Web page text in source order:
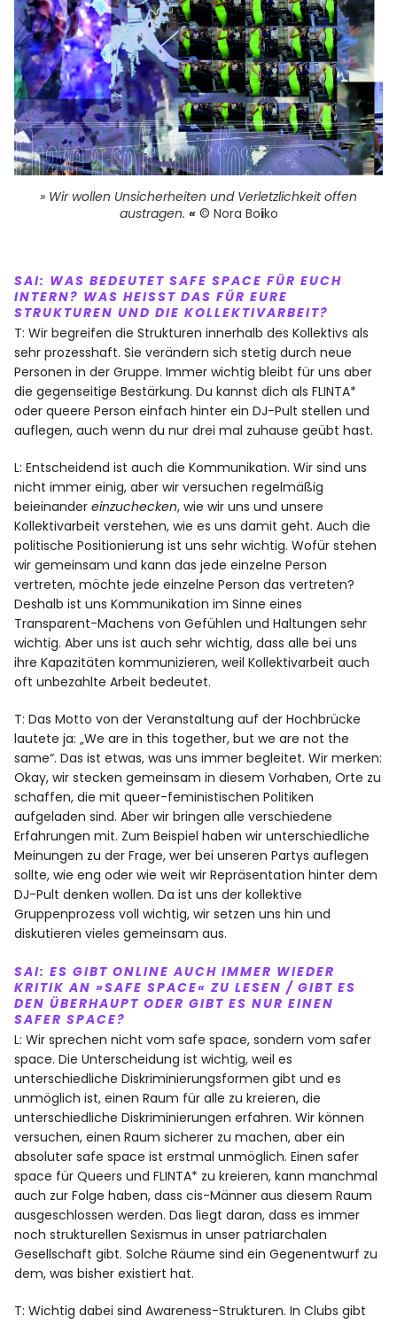
» Wir wollen Unsicherheiten und Verletzlichkeit offen
austragen. «© Nora Boiko
SAI: WAS BEDEUTET SAFE SPACE FÜR EUCH
INTERN? WAS HEISST DAS FÜR EURE S
TRUKTUREN UND DIE KOLLEKTIVARBEIT?
T: Wir begreifen die Strukturen innerhalb des Kollektivs als
sehr prozesshaft. Sie verändern sich stetig durch neue
Personen in der Gruppe. Immer wichtig bleibt für uns aber
die gegenseitige Bestärkung. Du kannst dich als FLINTA*
oder queere Person einfach hinter ein DJ-Pult stellen und
auflegen, auch wenn du nur drei mal zuhause geübt hast.
L: Entscheidend ist auch die Kommunikation. Wir sind uns
nicht immer einig, aber wir versuchen regelmäßig
beieinandereinzuchecken, wie wir uns und unsere
Kollektivarbeit verstehen, wie es uns damit geht. Auch die
politische Positionierung ist uns sehr wichtig. Wofür stehen
wir gemeinsam und kann das jede einzelne Person
vertreten, möchte jede einzelne Person das vertreten?
Deshalb ist uns Kommunikation im Sinne eines
Transparent-Machens von Gefühlen und Haltungen sehr
wichtig. Aber uns ist auch sehr wichtig, dass alle bei uns
ihre Kapazitäten kommunizieren, weil Kollektivarbeit auch
oft unbezahlte Arbeit bedeutet.
T: Das Motto von der Veranstaltung auf der Hochbrücke
lautete ja: „We are in this together, but we are not the
same“. Das ist etwas, was uns immer begleitet. Wir merken:
Okay, wir stecken gemeinsam in diesem Vorhaben, Orte zu
schaffen, die mit queer-feministischen Politiken
aufgeladen sind. Aber wir bringen alle verschiedene
Erfahrungen mit. Zum Beispiel haben wir unterschiedliche
Meinungen zu der Frage, wer bei unseren Partys auflegen
sollte, wie eng oder wie weit wir Repräsentation hinter dem
DJ-Pult denken wollen. Da ist uns der kollektive
Gruppenprozess voll wichtig, wir setzen uns hin und
diskutieren vieles gemeinsam aus.
SAI: ES GIBT ONLINE AUCH IMMER WIEDER
KRITIK AN»SAFE SPACE« ZU LESEN / GIBT ES
DEN ÜBERHAUPT ODER GIBT ES NUR EINEN
SAFER SPACE?
L: Wir sprechen nicht vom safe space, sondern vom safer
space. Die Unterscheidung ist wichtig, weil es
unterschiedliche Diskriminierungsformen gibt und es
unmöglich ist, einen Raum für alle zu kreieren, die
unterschiedliche Diskriminierungen erfahren. Wir können
versuchen, einen Raum sicherer zu machen, aber ein
absoluter safe space ist erstmal unmöglich. Einen safer
space für Queers und FLINTA* zu kreieren, kann manchmal
auch zur Folge haben, dass cis-Männer aus diesem Raum
ausgeschlossen werden. Das liegt daran, dass es immer
noch strukturellen Sexismus in unser patriarchalen
Gesellschaft gibt. Solche Räume sind ein Gegenentwurf zu
dem, was bisher existiert hat.
T: Wichtig dabei sind Awareness-Strukturen. In Clubs gibt